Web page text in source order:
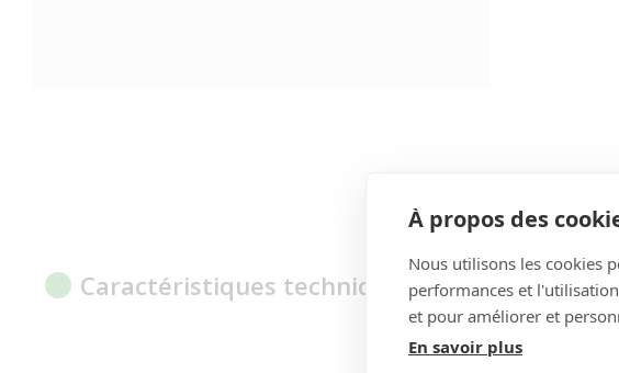
Caractéristiques techniques
À propos des
Nous utilisons les cookies
performances et
et pour améliorer et
En savoir plus